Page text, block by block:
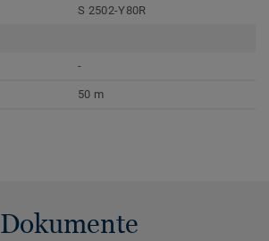
S 2502-Y80R
-
50 m
Dokumente